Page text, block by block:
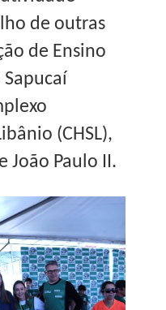
de outras
de Ensino
(CHSL),
João Paulo II.